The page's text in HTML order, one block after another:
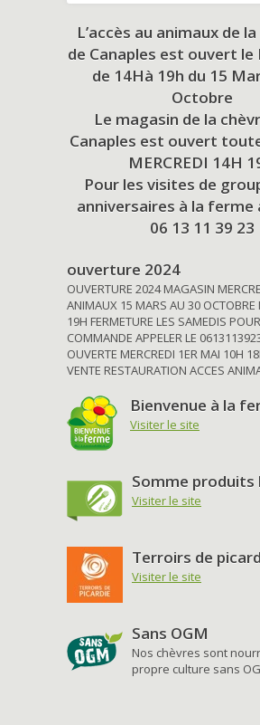
L’accès au animaux de
de Canaples est ouvert le
de 14Hà 19h du 15
Octobre
Le magasin de la
Canaples est ouvert
MERCREDI 14H
Pour les visites de
anniversaires à la ferme
06 13 11 39 23
ouverture 2024
OUVERTURE 2024 MAGASIN
ANIMAUX 15 MARS AU 30 OCTOBRE
19H FERMETURE LES SAMEDIS
COMMANDE APPELER LE
OUVERTE MERCREDI 1ER MAI 10H
VENTE RESTAURATION ACCES
Bienvenue à la
Visiter le site
Somme produits
Visiter le site
Terroirs de
Visiter le site
Sans OGM
Nos chèvres sont
propre culture sans